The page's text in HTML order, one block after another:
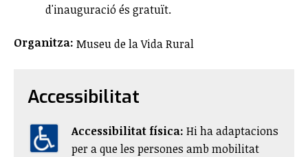
d'inauguració és gratuït.
Organitza: Museu de la Vida Rural
Accessibilitat
Accessibilitat física: ​Hi ha adaptacions
per a que les persones amb mobilitat